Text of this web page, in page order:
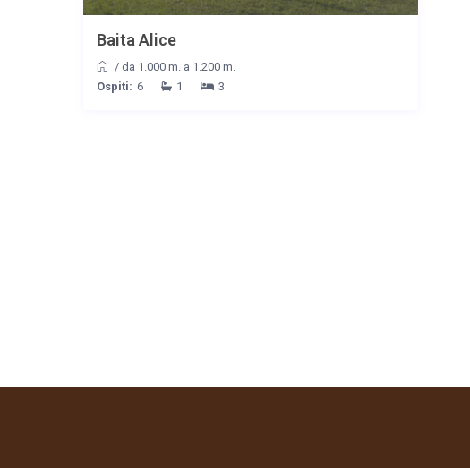
Baita Alice
/ da 1.000 m. a 1.200 m.
Ospiti: 6 1 3